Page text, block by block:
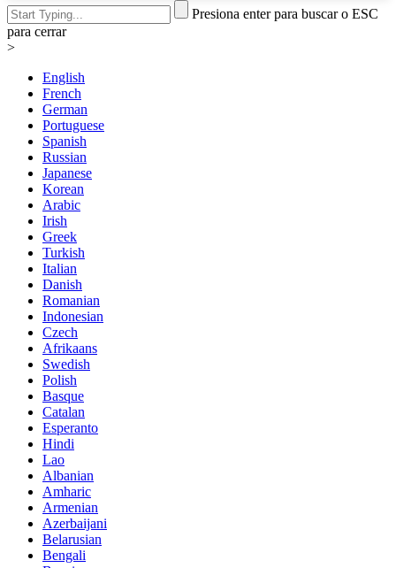
Presiona enter para buscar o ESC
para cerrar
>
English
French
German
Portuguese
Spanish
Russian
Japanese
Korean
Arabic
Irish
Greek
Turkish
Italian
Danish
Romanian
Indonesian
Czech
Afrikaans
Swedish
Polish
Basque
Catalan
Esperanto
Hindi
Lao
Albanian
Amharic
Armenian
Azerbaijani
Belarusian
Bengali